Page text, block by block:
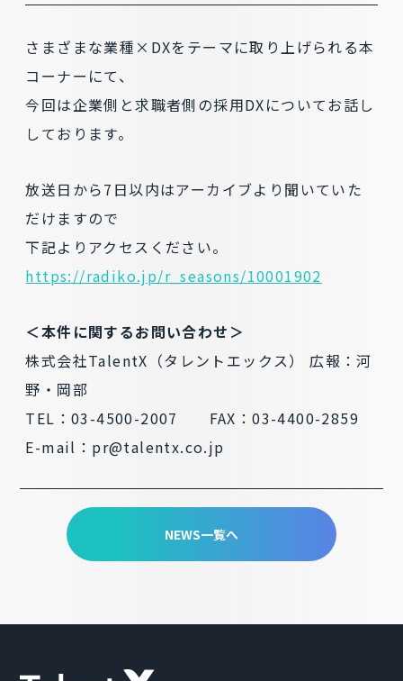
さまざまな業種×DXをテーマに取り上げられる本
コーナーにて、
今回は企業側と求職者側の採用DXについてお話し
しております。
放送日から7日以内はアーカイブより聞いていた
だけますので
下記よりアクセスください。
https://radiko.jp/r_seasons/10001902
＜本件に関するお問い合わせ＞
株式会社TalentX（タレントエックス） 広報：河
野・岡部
TEL：03-4500-2007 FAX：03-4400-2859
E-mail：pr@talentx.co.jp
NEWS一覧へ